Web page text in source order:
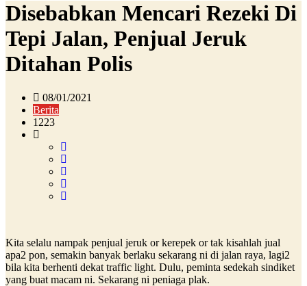
Disebabkan Mencari Rezeki Di
Tepi Jalan, Penjual Jeruk
Ditahan Polis
08/01/2021
Berita
1223
Kita selalu nampak penjual jeruk or kerepek or tak kisahlah jual
apa2 pon, semakin banyak berlaku sekarang ni di jalan raya, lagi2
bila kita berhenti dekat traffic light. Dulu, peminta sedekah sindiket
yang buat macam ni. Sekarang ni peniaga plak.